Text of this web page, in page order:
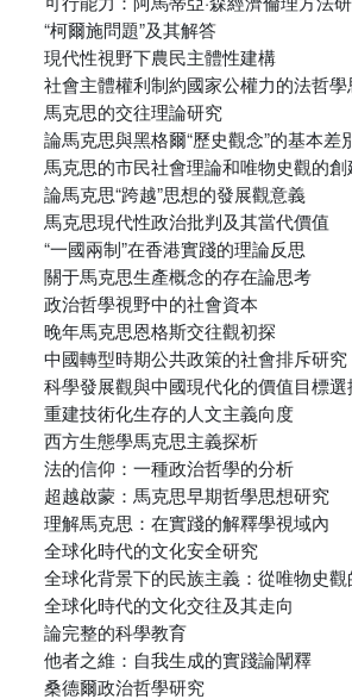
“柯爾施問題”及其解答
現代性視野下農民主體性建構
社會主體權利制約國家公權力的法哲學
馬克思的交往理論研究
論馬克思與黑格爾“歷史觀念”的基本差
馬克思的市民社會理論和唯物史觀的創
論馬克思“跨越”思想的發展觀意義
馬克思現代性政治批判及其當代價值
“一國兩制”在香港實踐的理論反思
關于馬克思生產概念的存在論思考
政治哲學視野中的社會資本
晚年馬克思恩格斯交往觀初探
中國轉型時期公共政策的社會排斥研究
科學發展觀與中國現代化的價值目標選
重建技術化生存的人文主義向度
西方生態學馬克思主義探析
法的信仰：一種政治哲學的分析
超越啟蒙：馬克思早期哲學思想研究
理解馬克思：在實踐的解釋學視域內
全球化時代的文化安全研究
全球化背景下的民族主義：從唯物史
全球化時代的文化交往及其走向
論完整的科學教育
他者之維：自我生成的實踐論闡釋
桑德爾政治哲學研究